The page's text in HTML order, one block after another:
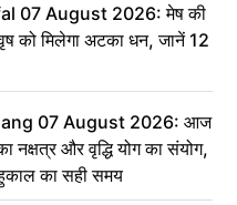
07 August 2026: मेष की
को मिलेगा अटका धन, जानें 12
07 August 2026: आज
नक्षत्र और वृद्धि योग का संयोग,
का सही समय